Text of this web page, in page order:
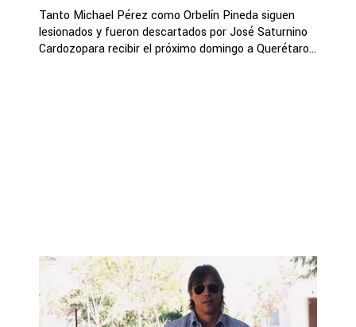
Tanto Michael Pérez como Orbelín Pineda siguen
lesionados y fueron descartados por José Saturnino
Cardozopara recibir el próximo domingo a Querétaro...